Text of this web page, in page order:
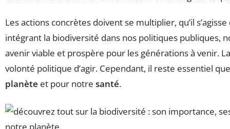
Les actions concrètes doivent se multiplier, qu’il
intégrant la biodiversité dans nos politiques publiques,
avenir viable et prospère pour les générations à venir.
volonté politique d’agir. Cependant, il reste essentiel
planète et pour notre santé.